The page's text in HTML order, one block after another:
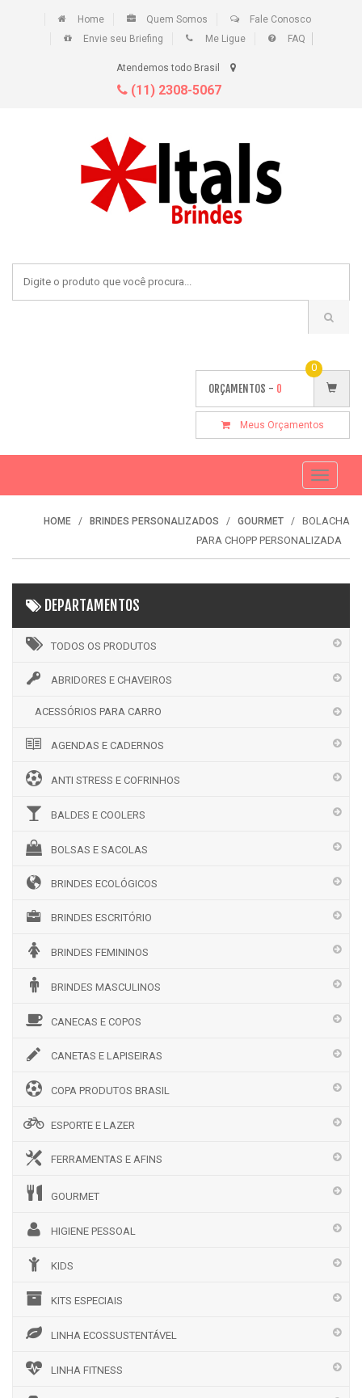
Home Quem Somos
Fale Conosco
Envie seu Briefing
Me Ligue FAQ
Atendemos todo Brasil
(11) 2308-5067
ORÇAMENTOS - 0
0
Meus Orçamentos
Toggle
HOME BRINDES PERSONALIZADOS GOURMET
BOLACHA
PARA CHOPP PERSONALIZADA
DEPARTAMENTOS
TODOS OS PRODUTOS
ABRIDORES E CHAVEIROS
ACESSÓRIOS PARA CARRO
AGENDAS E CADERNOS
ANTI STRESS E COFRINHOS
BALDES E COOLERS
BOLSAS E SACOLAS
BRINDES ECOLÓGICOS
BRINDES ESCRITÓRIO
BRINDES FEMININOS
BRINDES MASCULINOS
CANECAS E COPOS
CANETAS E LAPISEIRAS
COPA PRODUTOS BRASIL
ESPORTE E LAZER
FERRAMENTAS E AFINS
GOURMET
HIGIENE PESSOAL
KIDS
KITS ESPECIAIS
LINHA ECOSSUSTENTÁVEL
LINHA FITNESS